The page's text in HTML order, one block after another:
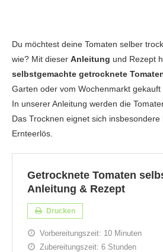
Du möchtest deine Tomaten selber
wie? Mit dieser Anleitung und Rezept
selbstgemachte getrocknete
Garten oder vom Wochenmarkt gekauft
In unserer Anleitung werden die
Das Trocknen eignet sich
Ernteerlös.
Getrocknete Tomaten
Anleitung & Rezept
Drucken
Vorbereitungszeit: 10 Minuten
Zubereitungszeit: 6 Stunden